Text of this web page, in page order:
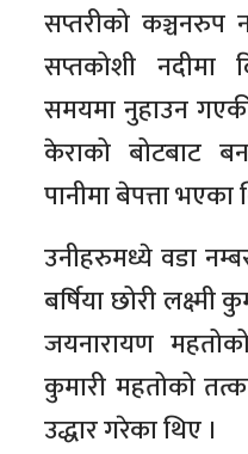
सप्तरीको कञ्चनरुप
सप्तकोशी
समयमा नुहाउन
केराको बोटबाट
पानीमा बेपत्ता भएका
उनीहरुमध्ये वडा
बर्षिया छोरी लक्ष्मी
जयनारायण
कुमारी महतोको
उद्धार गरेका थिए ।